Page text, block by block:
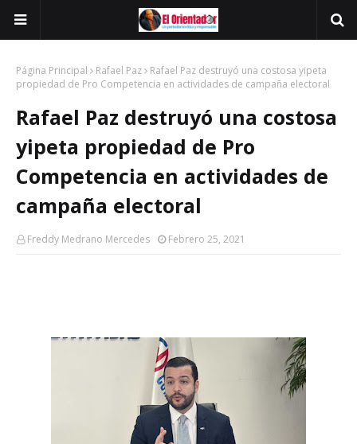
Página Principal Rafael Paz
Rafael Paz destruyó una costosa yipeta
propiedad de Pro Competencia en actividades de campaña electoral
Rafael Paz destruyó una costosa
yipeta propiedad de Pro
Competencia en actividades de
campaña electoral
Freddy Medrano Mercedes Febrero 25, 2021